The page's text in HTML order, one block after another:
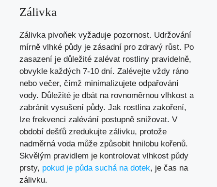
Zálivka
Zálivka pivoňek vyžaduje pozornost. Udržování
mírně vlhké půdy je zásadní pro zdravý růst. Po
zasazení je důležité zalévat rostliny pravidelně,
obvykle každých 7-10 dní. Zalévejte vždy ráno
nebo večer, čímž minimalizujete odpařování
vody. Důležité je dbát na rovnoměrnou vlhkost a
zabránit vysušení půdy. Jak rostlina zakoření,
lze frekvenci zalévání postupně snižovat. V
období dešťů zredukujte zálivku, protože
nadměrná voda může způsobit hnilobu kořenů.
Skvělým pravidlem je kontrolovat vlhkost půdy
prsty, pokud je půda suchá na dotek, je čas na
zálivku.